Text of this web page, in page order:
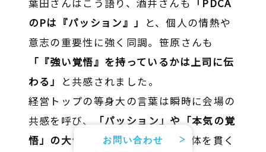
葉田さんはこう語り、酒井さんも 「PDCA
のPは『パッション』」
と、個人の情熱や
意志の重要性に強く同調。笹原さんも
「『強い覚悟』を持っているかは上司に伝
わる」
と共感されました。
経営トップの等身大の言葉は瞬時に会場の
共感を呼び、「パッション」や「本気の覚
悟」の大切さ
はカンファレンス全体を貫く
お問い合わせ